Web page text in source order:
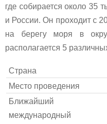
где собирается около 35
и России. Он проходит с
на берегу моря в
располагается 5
Страна
Место проведения
Ближайший
международный